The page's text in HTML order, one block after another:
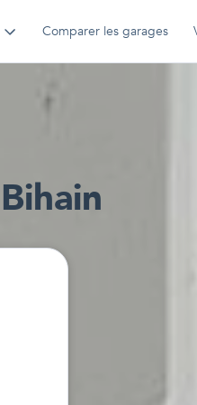
Comparer les garages
Bihain